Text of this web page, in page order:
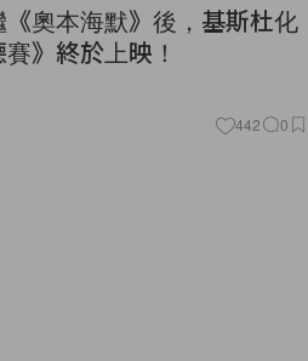
奧本海默》後，基斯杜化
》終於上映！
442 0